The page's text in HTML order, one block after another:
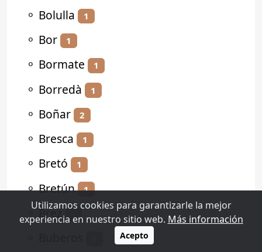
⚬ Bolulla 1
⚬ Bor 1
⚬ Bormate 1
⚬ Borredà 1
⚬ Boñar 2
⚬ Bresca 1
⚬ Bretó 1
⚬Bretún 1
⚬Brez
Utilizamos cookies para garantizarle la mejor
experiencia en nuestro sitio web. Más información
Acepto